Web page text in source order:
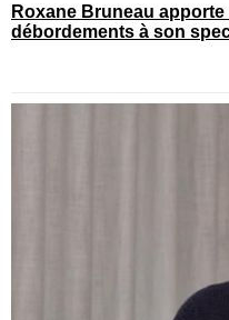
Roxane Bruneau
débordements à son